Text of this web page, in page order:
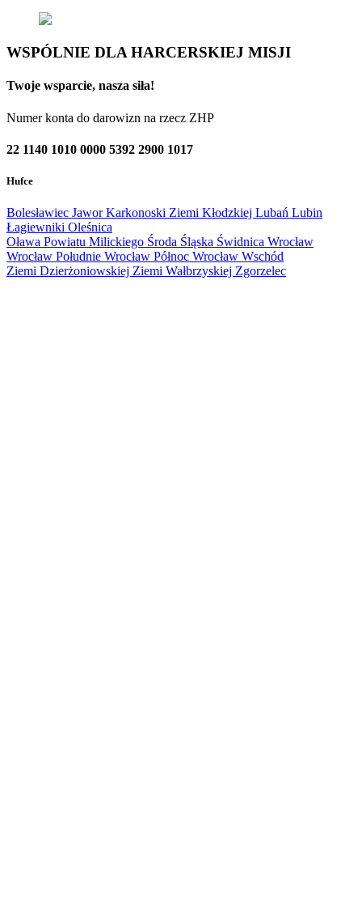
WSPÓLNIE DLA HARCERSKIEJ MISJI
Twoje wsparcie, nasza siła!
Numer konta do darowizn na rzecz ZHP
22 1140 1010 0000 5392 2900 1017
Hufce
Bolesławiec JaworKarkonoski Ziemi Kłodzkiej Lubań Lubin
Łagiewniki Oleśnica
Oława Powiatu Milickiego Środa Śląska Świdnica Wrocław
Wrocław Południe Wrocław Północ Wrocław Wschód
Ziemi Dzierżoniowskiej Ziemi Wałbrzyskiej Zgorzelec